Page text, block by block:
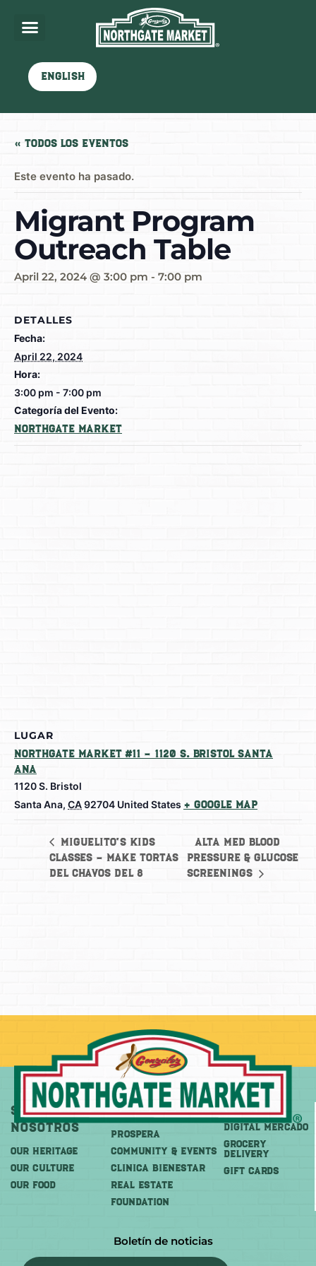
English
« Todos los Eventos
Este evento ha pasado.
Migrant Program
Outreach Table
April 22, 2024 @ 3:00 pm - 7:00 pm
DETALLES
Fecha:
April 22, 2024
Hora:
3:00 pm - 7:00 pm
Categoría del Evento:
Northgate Market
LUGAR
Northgate Market #11 – 1120 S. Bristol Santa
Ana
1120 S. Bristol
Santa Ana, CA92704 United States + Google Map
Miguelito’s Kids
Classes – Make Tortas
del Chavos del 8
Alta Med Blood
Pressure & Glucose
Screenings
Sobre
Nosotros
OUR HERITAGE
OUR CULTURE
OUR FOOD
Más
PROSPERA
COMMUNITY & EVENTS
CLINICA BIENESTAR
REAL ESTATE
FOUNDATION
Comprar
DIGITAL MERCADO
Grocery
Delivery
GIFT CARDS
Boletín de noticias